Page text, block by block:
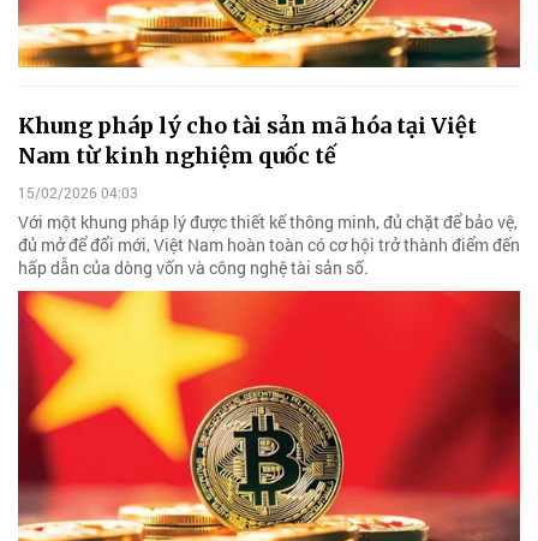
Khung pháp lý cho tài sản mã hóa tại Việt
Nam từ kinh nghiệm quốc tế
15/02/2026 04:03
Với một khung pháp lý được thiết kế thông minh, đủ chặt để bảo vệ,
đủ mở để đổi mới, Việt Nam hoàn toàn có cơ hội trở thành điểm đến
hấp dẫn của dòng vốn và công nghệ tài sản số.